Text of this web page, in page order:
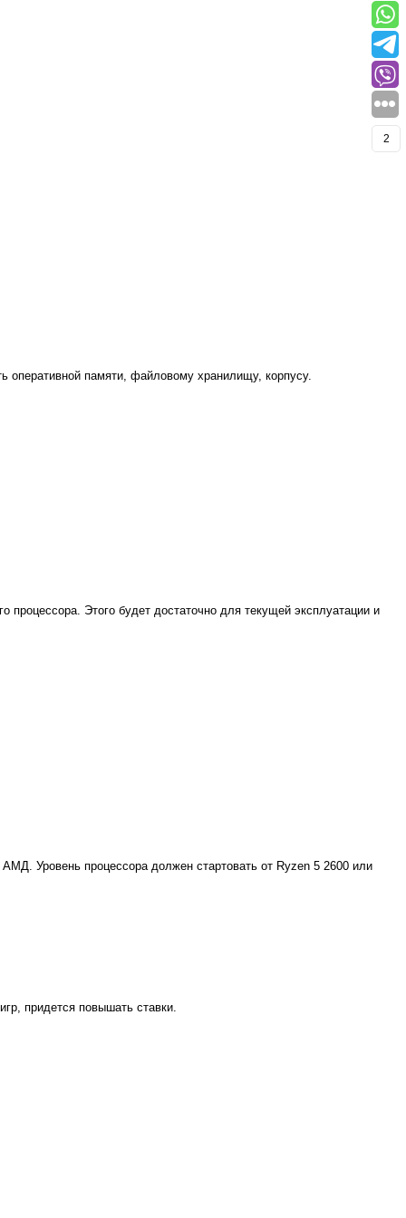
оперативной памяти, файловому хранилищу, корпусу.
Этого будет достаточно для текущей эксплуатации и
Уровень процессора должен стартовать от Ryzen 5 2600 или
придется повышать ставки.
2